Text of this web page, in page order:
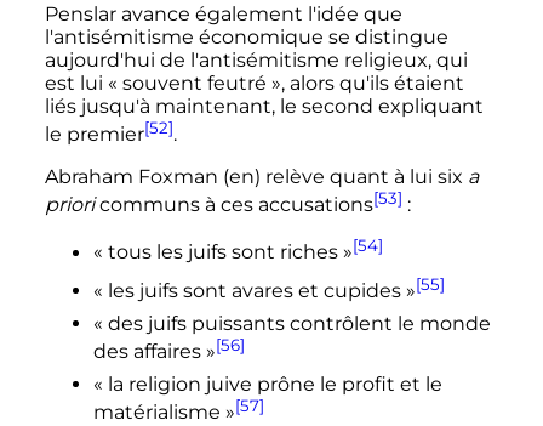
Penslar avance également l'idée que
l'antisémitisme économique se distingue
aujourd'hui de l'antisémitisme religieux, qui
est lui « souvent feutré », alors qu'ils étaient
liés jusqu'à maintenant, le second expliquant
le premier[52].
Abraham Foxman (en) relève quant à lui six a
prioricommuns à ces accusations[53] :
« tous les juifs sont riches »[54]
« les juifs sont avares et cupides »[55]
« des juifs puissants contrôlent le monde
des affaires »[56]
« la religion juive prône le profit et le
matérialisme »[57]